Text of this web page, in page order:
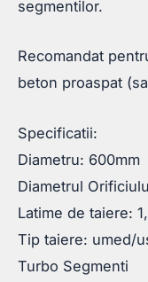
segmentilor.
Recomandat
beton proaspat
Specificatii:
Diametru: 600mm
Diametrul
Latime de taiere:
Tip taiere: umed/
Turbo Segmenti